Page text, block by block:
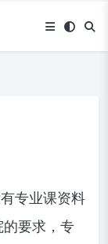
专业课资料
要求，专